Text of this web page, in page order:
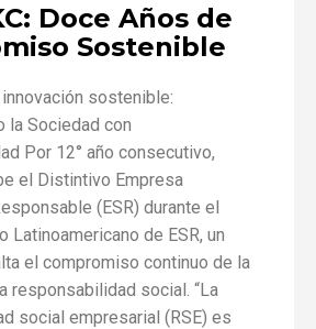
Doce Años de
Sostenible
sostenible:
la Sociedad con
Por 12° año consecutivo,
el Distintivo Empresa
(ESR) durante el
Latinoamericano de ESR, un
el compromiso continuo de la
responsabilidad social. “La
social empresarial (RSE) es